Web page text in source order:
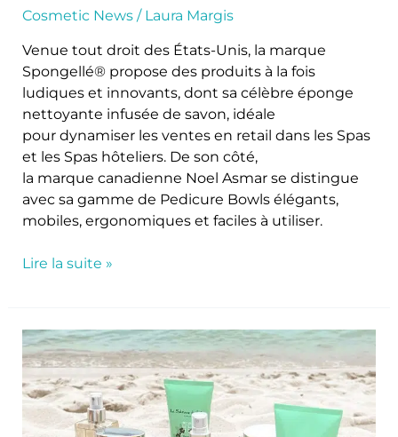
Cosmetic News/ Laura Margis
Venue tout droit des États-Unis, la marque
Spongellé® propose des produits à la fois
ludiques et innovants, dont sa célèbre éponge
nettoyante infusée de savon, idéale
pour dynamiser les ventes en retail dans les Spas
et les Spas hôteliers. De son côté,
la marque canadienne Noel Asmar se distingue
avec sa gamme de Pedicure Bowls élégants,
mobiles, ergonomiques et faciles à utiliser.
Lire la suite »
Escale
tropicale
avec
La
Sultane